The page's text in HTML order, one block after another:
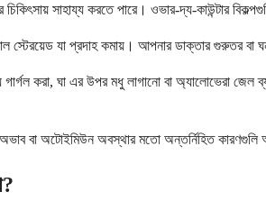
সাহায্য করতে পারে। ওভার-দ্য-কাউন্টার
স্টেরয়েড যা প্রদাহ কমায়। আপনার ডাক্তার গুরুতর
করা, ঘা এর উপর মধু লাগানো বা অ্যালোভেরা জেল
বা অটোইমিউন অবস্থার মতো অন্তর্নিহিত কারণগুলি